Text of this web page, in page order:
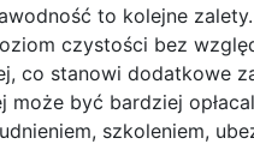
to kolejne
czystości bez
co stanowi dodatkowe
być bardziej
szkoleniem,